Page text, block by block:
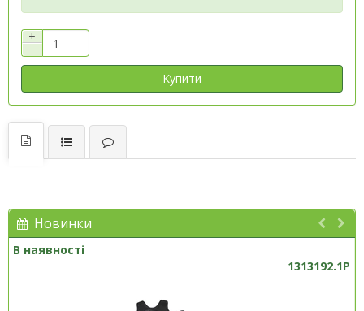
+
−
Купити
Новинки
В наявності
1313192.1P